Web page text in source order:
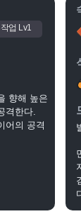
업 Lv1
향해 높은
격한다.
어의 공격